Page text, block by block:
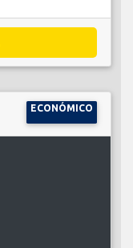
ECONÓMICO